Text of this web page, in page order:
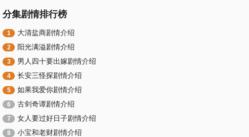
分集剧情排行榜
1 大清盐商剧情介绍
2 阳光满溢剧情介绍
3 男人四十要出嫁剧情介绍
4 长安三怪探剧情介绍
5 如果我爱你剧情介绍
6 古剑奇谭剧情介绍
7 女人要过好日子剧情介绍
8 小宝和老财剧情介绍